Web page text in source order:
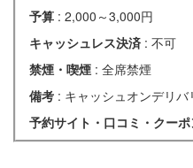
予算 : 2,000～3,000円
キャッシュレス決済 : 不可
禁煙・喫煙 : 全席禁煙
備考 : キャッシュオンデリバ
予約サイト・口コミ・クー